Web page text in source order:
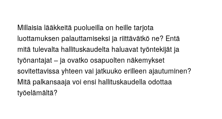
Millaisia lääkkeitä puolueilla on heille tarjota
luottamuksen palauttamiseksi ja riittävätkö ne? Entä
mitä tulevalta hallituskaudelta haluavat työntekijät ja
työnantajat – ja ovatko osapuolten näkemykset
sovitettavissa yhteen vai jatkuuko erilleen ajautuminen?
Mitä palkansaaja voi ensi hallituskaudella odottaa
työelämältä?